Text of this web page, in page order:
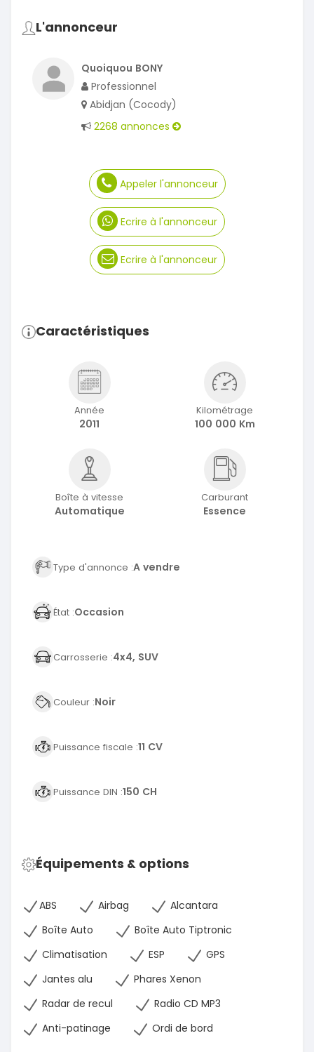
L'annonceur
Quoiquou BONY
Professionnel
Abidjan (Cocody)
2268 annonces
Appeler l'annonceur
Ecrire à l'annonceur
Ecrire à l'annonceur
Caractéristiques
Année
2011
Kilométrage
100 000 Km
Boîte à vitesse
Automatique
Carburant
Essence
Type d'annonce :A vendre
État :Occasion
Carrosserie :4x4, SUV
Couleur :Noir
Puissance fiscale :11 CV
Puissance DIN :150 CH
Équipements & options
ABS Airbag
Alcantara
Boîte Auto
Boîte Auto Tiptronic
Climatisation
ESP
GPS
Jantes alu
Phares Xenon
Radar de recul
Radio CD MP3
Anti-patinage
Ordi de bord